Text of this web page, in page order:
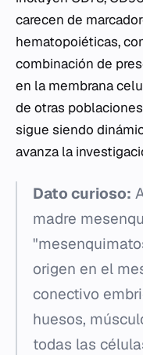
carecen de
hematopoiéticas,
combinación de
en la membrana
de otras
sigue siendo
avanza la
Dato curioso:
madre
origen en el
conectivo
huesos,
todas las